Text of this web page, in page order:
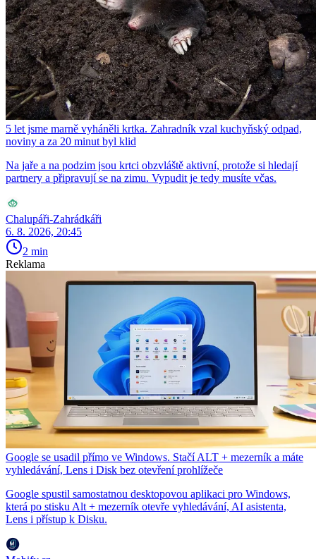
5 let jsme marně vyháněli krtka. Zahradník vzal kuchyňský odpad,
noviny a za 20 minut byl klid
Na jaře a na podzim jsou krtci obzvláště aktivní, protože si hledají
partnery a připravují se na zimu. Vypudit je tedy musíte včas.
Chalupáři-Zahrádkáři
6. 8. 2026, 20:45
2 min
Reklama
Google se usadil přímo ve Windows. Stačí ALT + mezerník a máte
vyhledávání, Lens i Disk bez otevření prohlížeče
Google spustil samostatnou desktopovou aplikaci pro Windows,
která po stisku Alt + mezerník otevře vyhledávání, AI asistenta,
Lens i přístup k Disku.